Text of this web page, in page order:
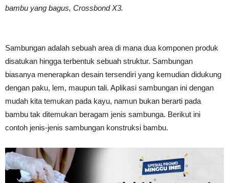
bambu yang bagus, Crossbond X3.
Sambungan adalah sebuah area di mana dua komponen produk
disatukan hingga terbentuk sebuah struktur. Sambungan
biasanya menerapkan desain tersendiri yang kemudian didukung
dengan paku, lem, maupun tali. Aplikasi sambungan ini dengan
mudah kita temukan pada kayu, namun bukan berarti pada
bambu tak ditemukan beragam jenis sambunga. Berikut ini
contoh jenis-jenis sambungan konstruksi bambu.